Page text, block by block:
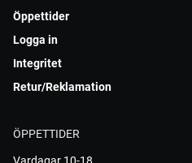
Öppettider
Logga in
Integritet
Retur/Reklamation
ÖPPETTIDER